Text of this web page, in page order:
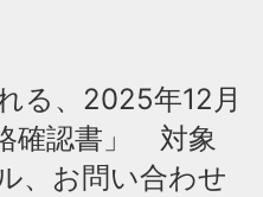
る、2025年12月
確認書」 対象
、お問い合わせ